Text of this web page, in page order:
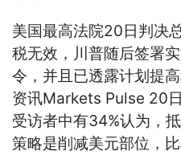
美国最高法院20日判决
税无效，川普随后签署
令，并且已透露计划提
资讯Markets Pulse 20
受访者中有34%认为，
策略是削减美元部位，